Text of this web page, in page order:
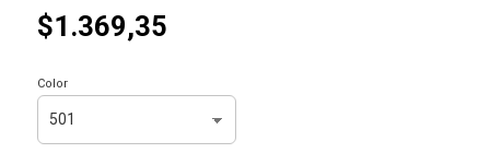
$1.369,35
Color